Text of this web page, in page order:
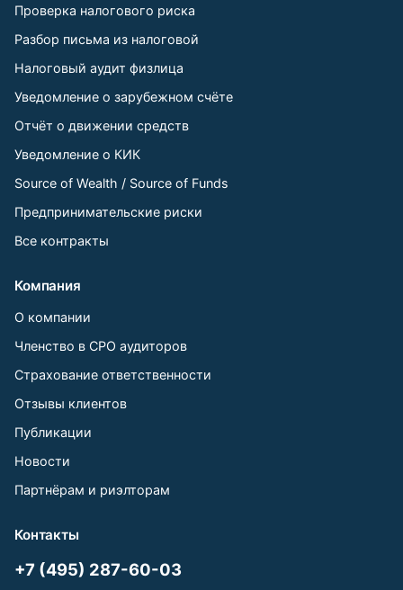
Проверка налогового риска
Разбор письма из налоговой
Налоговый аудит физлица
Уведомление о зарубежном счёте
Отчёт о движении средств
Уведомление о КИК
Source of Wealth / Source of Funds
Предпринимательские риски
Все контракты
Компания
О компании
Членство в СРО аудиторов
Страхование ответственности
Отзывы клиентов
Публикации
Новости
Партнёрам и риэлторам
Контакты
+7 (495) 287-60-03